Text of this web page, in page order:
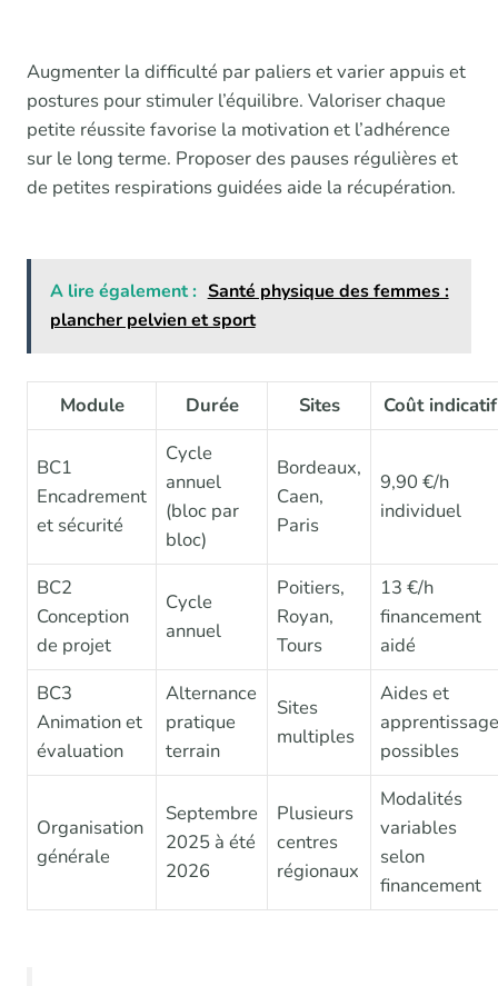
Augmenter la difficulté par paliers et varier appuis et
postures pour stimuler l’équilibre. Valoriser chaque
petite réussite favorise la motivation et l’adhérence
sur le long terme. Proposer des pauses régulières et
de petites respirations guidées aide la récupération.
A lire également : Santé physique des femmes :
plancher pelvien et sport
Module Durée Sites Coût indicatif
BC1
Encadrement
et sécurité
Cycle
annuel
(bloc par
bloc)
Bordeaux,
Caen,
Paris
9,90 €/h
individuel
BC2
Conception
de projet
Cycle
annuel
Poitiers,
Royan,
Tours
13 €/h
financement
aidé
BC3
Animation et
évaluation
Alternance
pratique
terrain
Sites
multiples
Aides et
apprentissage
possibles
Organisation
générale
Septembre
2025 à été
2026
Plusieurs
centres
régionaux
Modalités
variables
selon
financement